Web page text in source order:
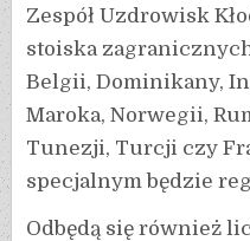
Zespół Uzdrowisk
stoiska
Belgii, Dominikany,
Maroka, Norwegii,
Tunezji, Turcji czy
specjalnym będzie
Odbędą się również